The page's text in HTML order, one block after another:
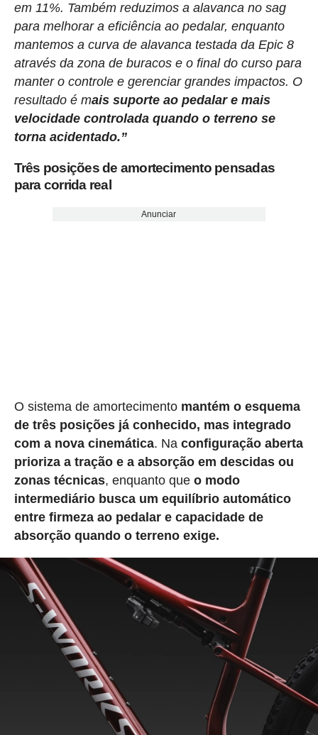
em 11%. Também reduzimos a alavanca no sag
para melhorar a eficiência ao pedalar, enquanto
mantemos a curva de alavanca testada da Epic 8
através da zona de buracos e o final do curso para
manter o controle e gerenciar grandes impactos. O
resultado é mais suporte ao pedalar e mais
velocidade controlada quando o terreno se
torna acidentado.”
Três posições de amortecimento pensadas
para corrida real
Anunciar
O sistema de amortecimento mantém o esquema
de três posições já conhecido, mas integrado
com a nova cinemática. Na configuração aberta
prioriza a tração e a absorção em descidas ou
zonas técnicas, enquanto que o modo
intermediário busca um equilíbrio automático
entre firmeza ao pedalar e capacidade de
absorção quando o terreno exige.